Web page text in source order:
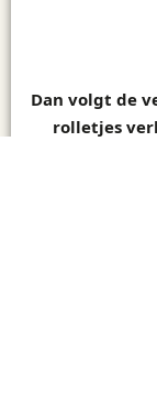
Dan volgt de
rolletjes